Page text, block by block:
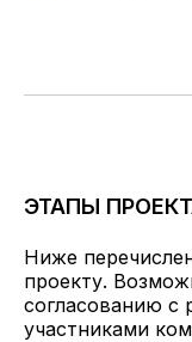
ЭТАПЫ
Ниже
проекту.
согласованию с
участниками